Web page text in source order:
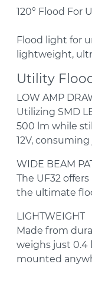
120° Flood For
Flood light for
lightweight,
Utility
LOW AMP
Utilizing SMD
500 lm while
12V,
WIDE BEAM
The UF32
the ultimate
LIGHTWEIGHT
Made from
weighs just 0.4
mounted